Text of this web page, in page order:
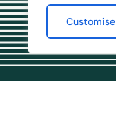
Customise